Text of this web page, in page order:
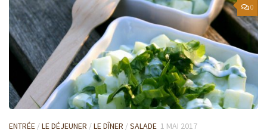
0
ENTRÉE /LE DÉJEUNER /LE DÎNER /SALADE 1 MAI 2017